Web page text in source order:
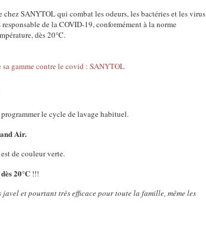
SANYTOL qui combat les odeurs, les bactéries et les virus
de la COVID-19, conformément à la norme
dès 20°C.
le cycle de lavage habituel.
Air.
de couleur verte.
20°C !!!
et pourtant très efficace pour toute la famille, même les